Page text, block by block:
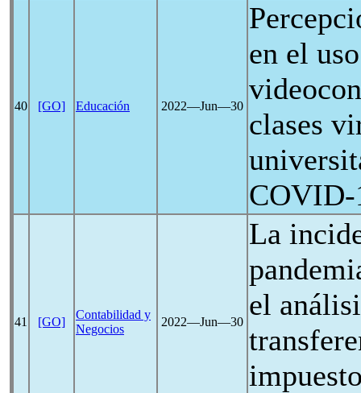
40 [GO] Educación 2022―Jun―30
en el
clases
COVID-
41 [GO]
Contabilidad y
Negocios
2022―Jun―30
La
el